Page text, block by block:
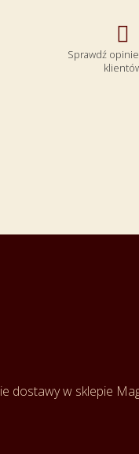

Sprawdź
dostawy w sklepie